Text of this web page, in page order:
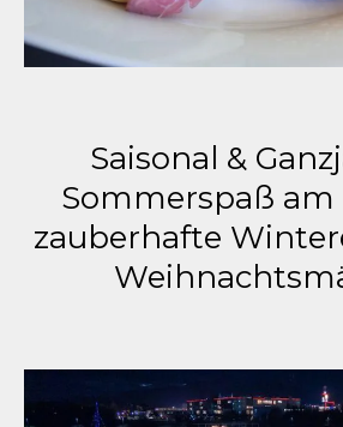
Saisonal &
Sommerspaß am
zauberhafte